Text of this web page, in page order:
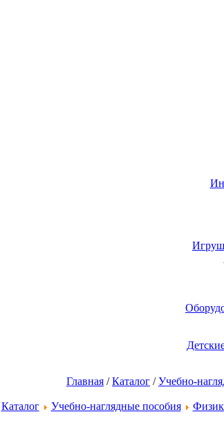
Главная /Каталог /Учебно-
Каталог Учебно-наглядные пособия